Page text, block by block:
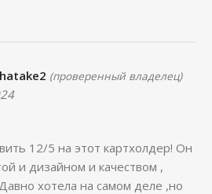
(проверенный владелец)
12/5 на этот картхолдер! Он
и дизайном и качеством ,
хотела на самом деле ,но